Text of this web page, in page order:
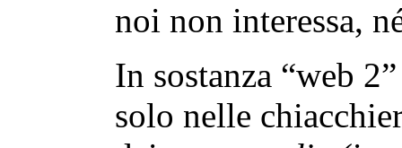
noi non interessa,
In sostanza “web
solo nelle